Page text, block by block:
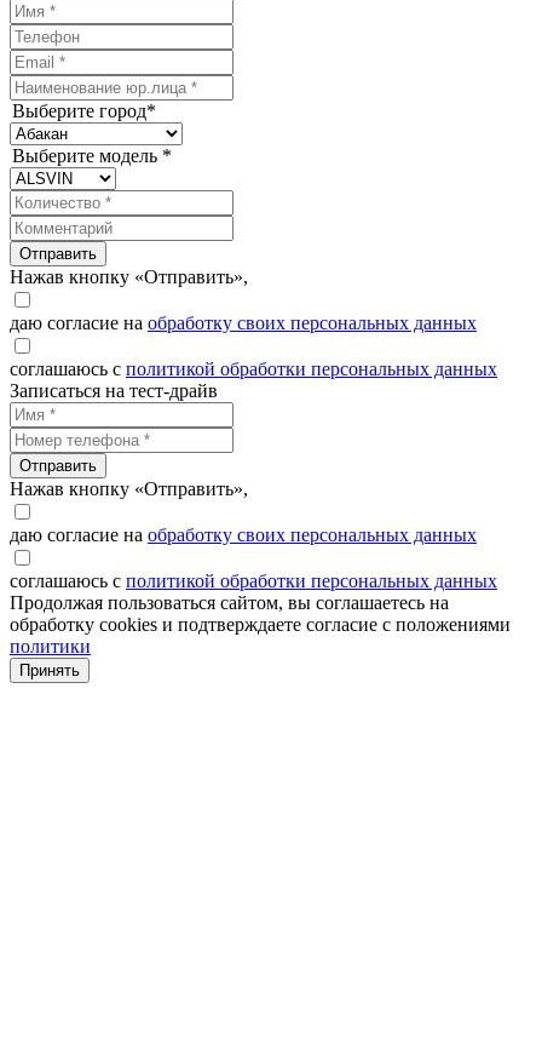
Выберите город*
Выберите модель *
Отправить
Нажав кнопку «Отправить»,
даю согласие на обработку своих персональных данных
соглашаюсь с политикой обработки персональных данных
Записаться на тест-драйв
Отправить
Нажав кнопку «Отправить»,
даю согласие на обработку своих персональных данных
соглашаюсь с политикой обработки персональных данных
Продолжая пользоваться сайтом, вы соглашаетесь на
обработку cookies и подтверждаете согласие с положениями
политики
Принять